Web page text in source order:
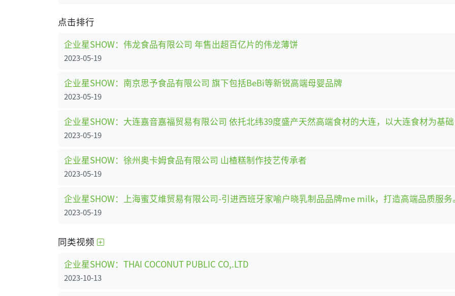
点击排行
企业星SHOW：伟龙食品有限公司 年售出超百亿片的伟龙薄饼
2023-05-19
企业星SHOW：南京思予食品有限公司 旗下包括BeBi等新锐高端母婴品牌
2023-05-19
企业星SHOW：大连嘉音嘉福贸易有限公司 依托北纬39度盛产天然高端食材的大连，以大连食材为基
2023-05-19
企业星SHOW：徐州奥卡姆食品有限公司 山楂糕制作技艺传承者
2023-05-19
企业星SHOW：上海蜜艾维贸易有限公司-引进西班牙家喻户晓乳制品品牌me milk，打造高端品质服务。
2023-05-19
同类视频
企业星SHOW：THAI COCONUT PUBLIC CO,.LTD
2023-10-13